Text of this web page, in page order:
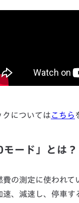
についてはこちら
モード」とは？
費の測定に使われて
速、減速し、停車